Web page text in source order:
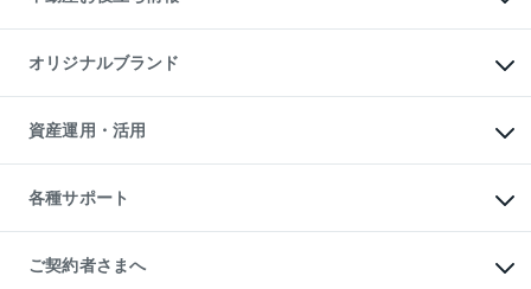
マンション投資
投資用マンション
アパート経営
収益物件
ビル購入（ビル一棟）
投資用不動産の売却査定
事業用不動産の売却査定
マンションライブラリー
人気マンションランキング
暮らしに役立つ不動産メディア
不動産相場・不動産価格情報
不動産コラム・ニュース
不動産用語集
不動産なんでもネット相談室
住まいの税金
オリジナルブランド
一棟リノベーションマンション
L`GENTE（ルジェンテ）
区分リノベーションマンション
投資用一棟レジデンスWELL
不動産小口投資
LEGACIA（レガシア）
資産運用・活用
不動産M&A
アセットマネジメント・出資
各種サポート
相続サポート
リフォームサポート
ご契約者さまへ